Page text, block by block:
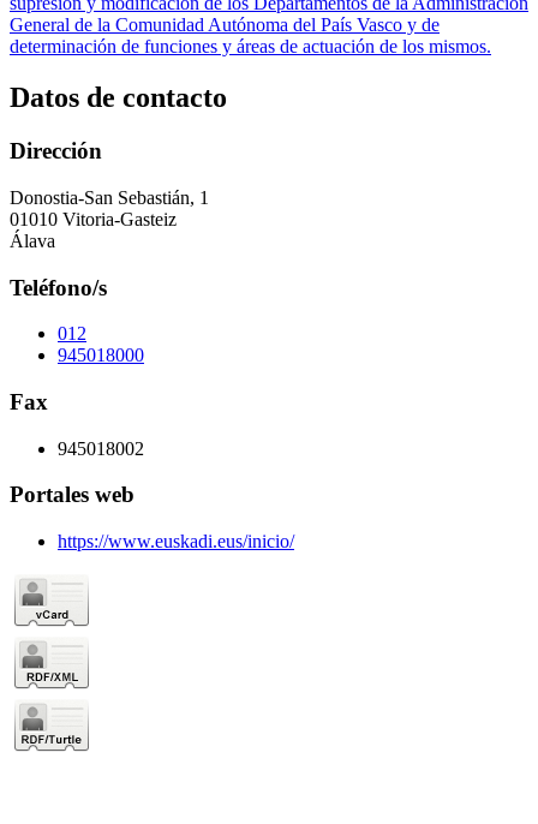
General de la Comunidad Autónoma del País Vasco y de
determinación de funciones y áreas de actuación de los mismos.
Datos de contacto
Dirección
Donostia-San Sebastián, 1
01010 Vitoria-Gasteiz
Álava
Teléfono/s
012
945018000
Fax
945018002
Portales web
https://www.euskadi.eus/inicio/